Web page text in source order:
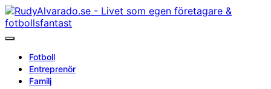
Fotboll
Entreprenör
Familj